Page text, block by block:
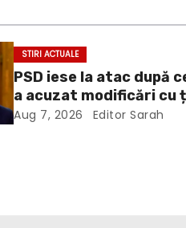
STIRI ACTUALE
PSD iese la atac după
a acuzat modificări cu
politică la Legea ANI: O
Aug 7, 2026 Editor Sarah